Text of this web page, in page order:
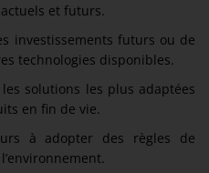
et futurs.
investissements futurs ou de
technologies disponibles.
solutions les plus adaptées
en fin de vie.
à adopter des règles de